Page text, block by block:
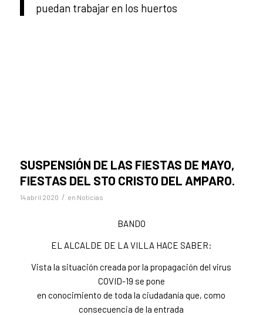
puedan trabajar en los huertos
SUSPENSIÓN DE LAS FIESTAS DE MAYO,
FIESTAS DEL STO CRISTO DEL AMPARO.
14 abril 2020 / en Noticias
BANDO
EL ALCALDE DE LA VILLA HACE SABER:
Vista la situación creada por la propagación del virus
COVID-19 se pone
en conocimiento de toda la ciudadanía que, como
consecuencia de la entrada